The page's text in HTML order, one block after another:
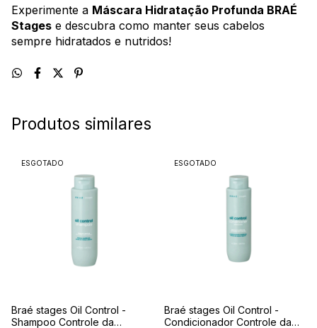
Experimente a Máscara Hidratação Profunda BRAÉ
Stages e descubra como manter seus cabelos
sempre hidratados e nutridos!
Produtos similares
ESGOTADO
Braé stages Oil Control -
Shampoo Controle da
ESGOTADO
Braé stages Oil Control -
Condicionador Controle da